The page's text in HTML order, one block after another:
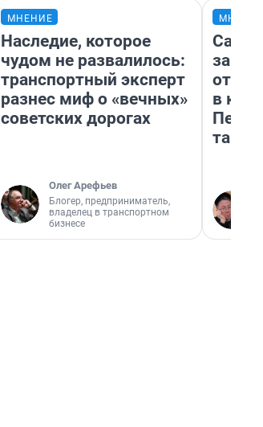
МНЕНИЕ
Наследие, которое
чудом не развалилось:
транспортный эксперт
разнес миф о «вечных»
советских дорогах
Олег Арефьев
Блогер, предприниматель,
владелец в транспортном
бизнесе
в
там